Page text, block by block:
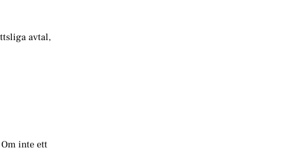
avtal,
inte ett